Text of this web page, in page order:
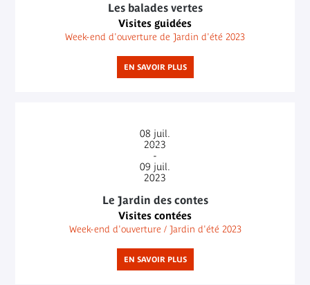
Les balades vertes
Visites guidées
Week-end d'ouverture de Jardin d'été 2023
EN SAVOIR PLUS
08 juil.
2023
-
09 juil.
2023
Le Jardin des contes
Visites contées
Week-end d'ouverture / Jardin d'été 2023
EN SAVOIR PLUS